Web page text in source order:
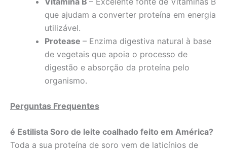
que ajudam a converter proteína em energia
utilizável.
Protease – Enzima digestiva natural à base
de vegetais que apoia o processo de
digestão e absorção da proteína pelo
organismo.
Perguntas Frequentes
é Estilista Soro de leite coalhado feito em América?
Toda a sua proteína de soro vem de laticínios de